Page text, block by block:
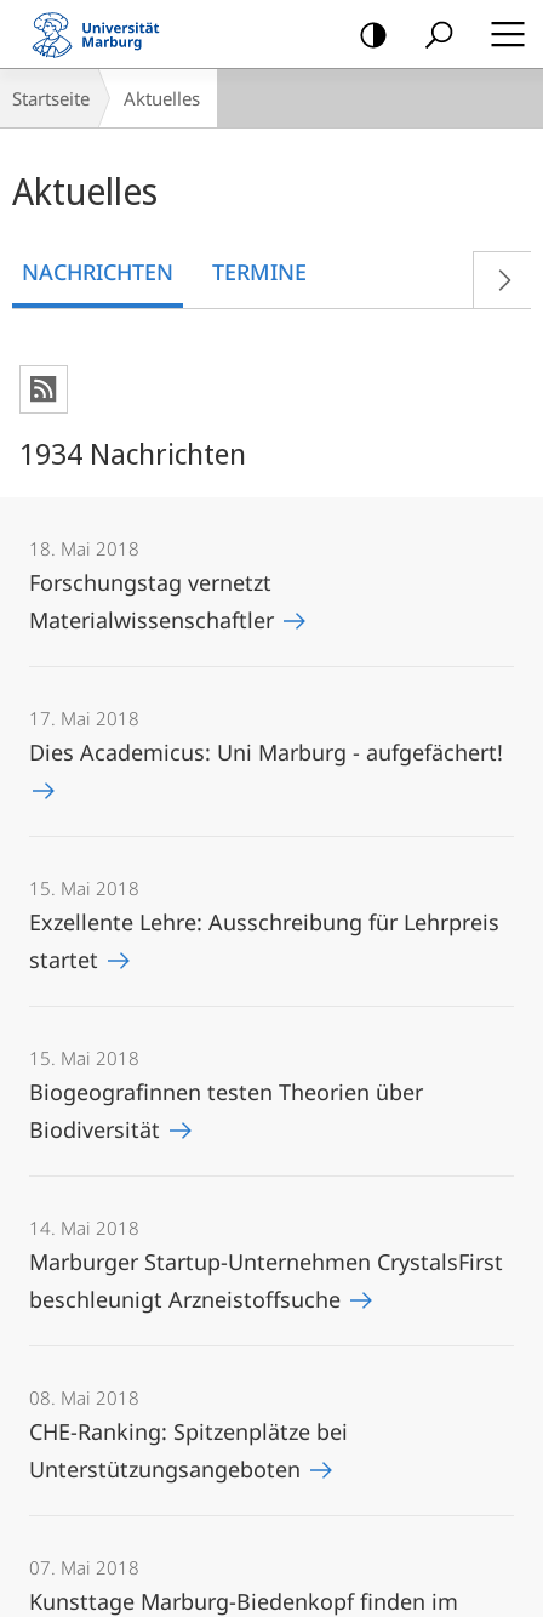
Mobile-
Navigation
Breadcrumb-
Navigation
Startseite Aktuelles
Aktuelles
NACHRICHTEN TERMINE
1934 Nachrichten
18. Mai 2018
Forschungstag vernetzt
Materialwissenschaftler
17. Mai 2018
Dies Academicus: Uni Marburg - aufgefächert!
15. Mai 2018
Exzellente Lehre: Ausschreibung für Lehrpreis
startet
15. Mai 2018
Biogeografinnen testen Theorien über
Biodiversität
14. Mai 2018
Marburger Startup-Unternehmen CrystalsFirst
beschleunigt Arzneistoffsuche
08. Mai 2018
CHE-Ranking: Spitzenplätze bei
Unterstützungsangeboten
07. Mai 2018
Kunsttage Marburg-Biedenkopf finden im